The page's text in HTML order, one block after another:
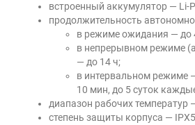
встроенный аккумулятор — Li-
продолжительность
в режиме ожидания — до
в непрерывном режиме
— до 14 ч;
в интервальном режиме
10 мин, до 5 суток
диапазон рабочих температур
степень защиты корпуса —